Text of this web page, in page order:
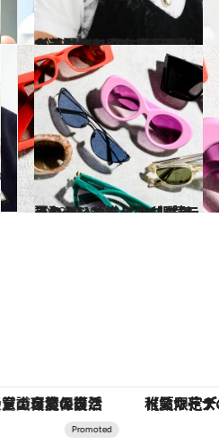
2023.6.15
バイヤー和田麻里子さんが選ぶ！ 一気に首元が映える夏ネックレス7選 重ね着けのコツ＆コーディネート例も
コミック ＆ エッセイ
2023.4.29
夏のトレンド【サングラス】ディオール、グッチ、セリーヌetc… 眼鏡ライターいち推しの11選はこれ！
ファッション
リア・トスカーナの郷土料理の手法で満喫！